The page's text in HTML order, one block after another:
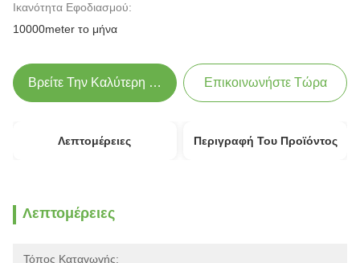
Ικανότητα Εφοδιασμού:
10000meter το μήνα
Βρείτε Την Καλύτερη Τιμή Επικοινωνήστε Τώρα
Λεπτομέρειες Περιγραφή Του Προϊόντος
Λεπτομέρειες
Τόπος Καταγωγής: